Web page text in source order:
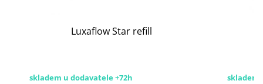
Luxaflow Star refill
skladem u dodavatele +72h skladem